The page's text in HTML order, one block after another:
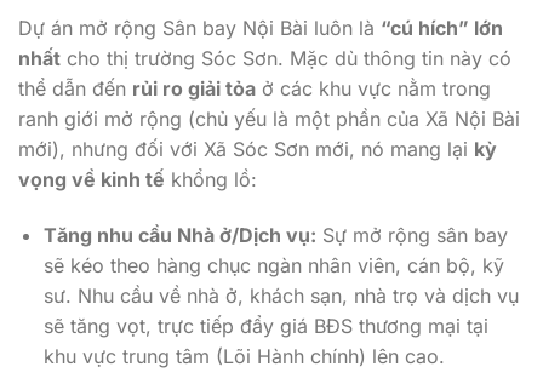
Dự án mở rộng Sân bay Nội Bài luôn là “cú hích” lớn
nhất cho thị trường Sóc Sơn. Mặc dù thông tin này có
thể dẫn đến rủi ro giải tỏa ở các khu vực nằm trong
ranh giới mở rộng (chủ yếu là một phần của Xã Nội Bài
mới), nhưng đối với Xã Sóc Sơn mới, nó mang lại kỳ
vọng về kinh tế khổng lồ:
Tăng nhu cầu Nhà ở/Dịch vụ: Sự mở rộng sân bay
sẽ kéo theo hàng chục ngàn nhân viên, cán bộ, kỹ
sư. Nhu cầu về nhà ở, khách sạn, nhà trọ và dịch vụ
sẽ tăng vọt, trực tiếp đẩy giá BĐS thương mại tại
khu vực trung tâm (Lõi Hành chính) lên cao.